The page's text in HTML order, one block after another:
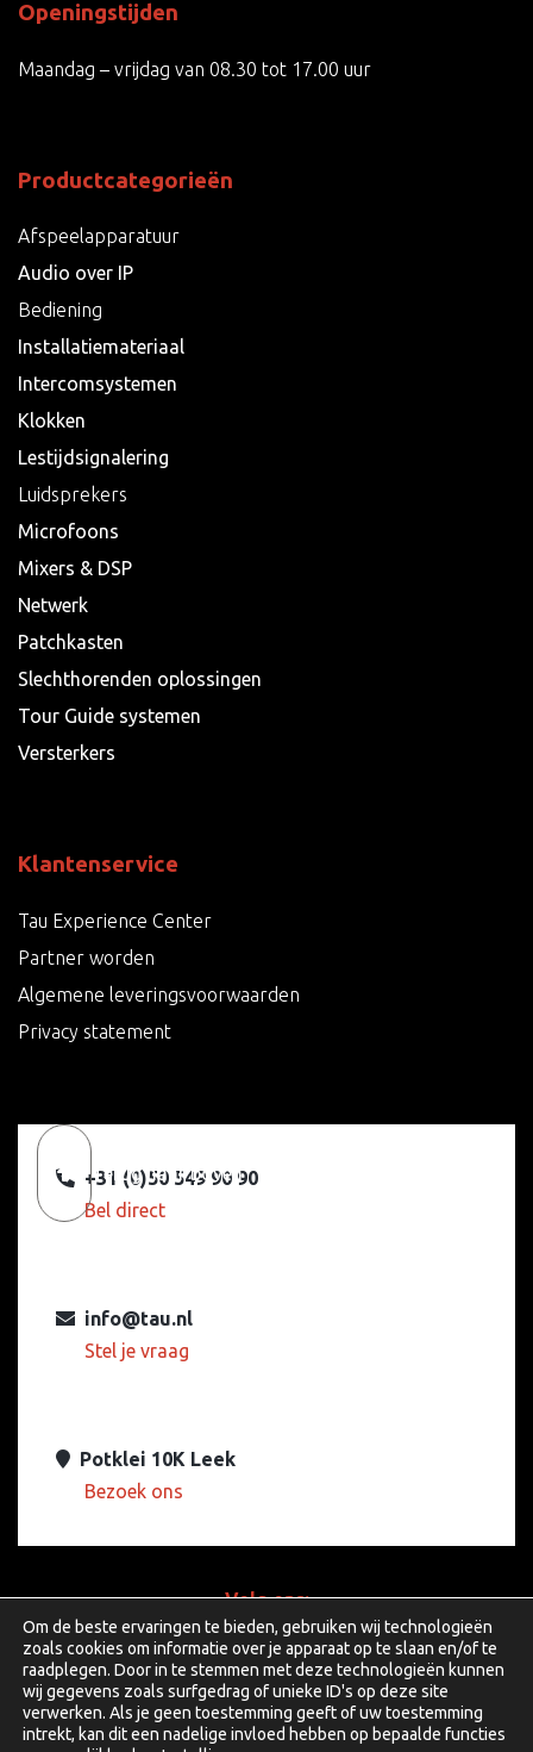
Openingstijden
Maandag – vrijdag van 08.30 tot 17.00 uur
Productcategorieën
Afspeelapparatuur
Audio over IP
Bediening
Installatiemateriaal
Intercomsystemen
Klokken
Lestijdsignalering
Luidsprekers
Microfoons
Mixers & DSP
Netwerk
Patchkasten
Slechthorenden oplossingen
Tour Guide systemen
Versterkers
Klantenservice
Tau Experience Center
Partner worden
Algemene leveringsvoorwaarden
Privacy statement
Terug naar boven
+31 (0)50 549 90 90
Bel direct
info@tau.nl
Stel je vraag
Potklei 10K Leek
Bezoek ons
Volg ons:
facebook
linkedin
youtube
Om de beste ervaringen te bieden, gebruiken wij technologieën
zoals cookies om informatie over je apparaat op te slaan en/of te
raadplegen. Door in te stemmen met deze technologieën kunnen
wij gegevens zoals surfgedrag of unieke ID's op deze site
verwerken. Als je geen toestemming geeft of uw toestemming
intrekt, kan dit een nadelige invloed hebben op bepaalde functies